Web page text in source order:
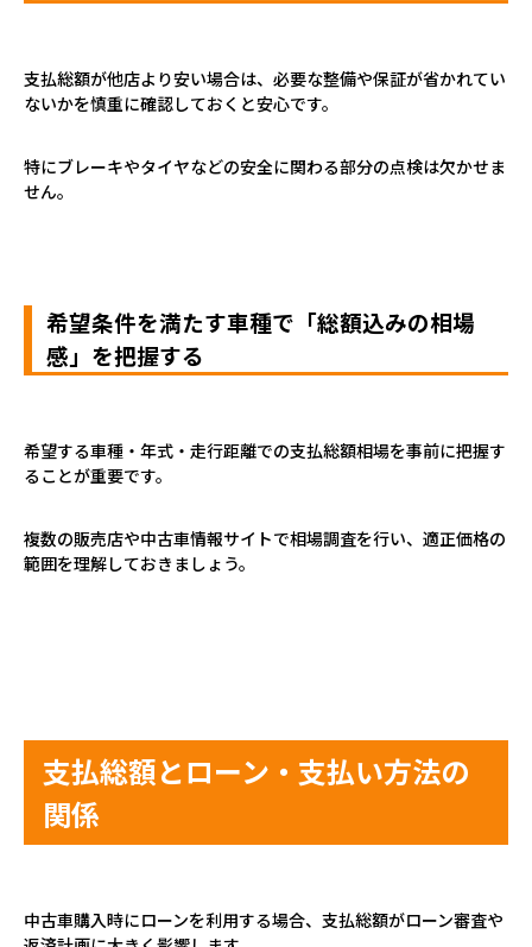
支払総額が他店より安い場合は、必要な整備や保証が省かれてい
ないかを慎重に確認しておくと安心です。
特にブレーキやタイヤなどの安全に関わる部分の点検は欠かせま
せん。
希望条件を満たす車種で「総額込みの相場
感」を把握する
希望する車種・年式・走行距離での支払総額相場を事前に把握す
ることが重要です。
複数の販売店や中古車情報サイトで相場調査を行い、適正価格の
範囲を理解しておきましょう。
支払総額とローン・支払い方法の
関係
中古車購入時にローンを利用する場合、支払総額がローン審査や